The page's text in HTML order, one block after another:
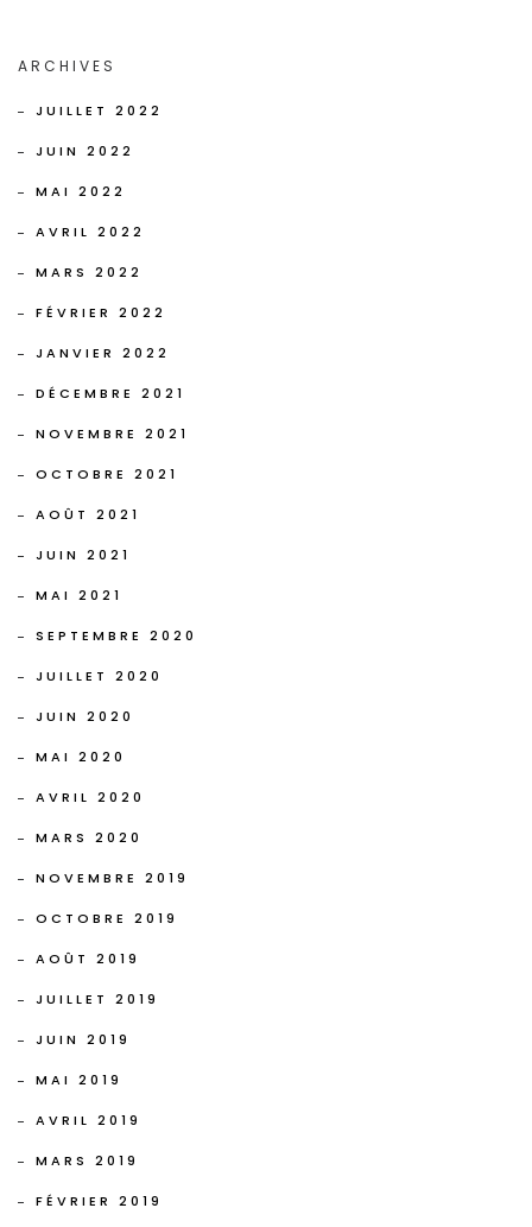
ARCHIVES
JUILLET 2022
JUIN 2022
MAI 2022
AVRIL 2022
MARS 2022
FÉVRIER 2022
JANVIER 2022
DÉCEMBRE 2021
NOVEMBRE 2021
OCTOBRE 2021
AOÛT 2021
JUIN 2021
MAI 2021
SEPTEMBRE 2020
JUILLET 2020
JUIN 2020
MAI 2020
AVRIL 2020
MARS 2020
NOVEMBRE 2019
OCTOBRE 2019
AOÛT 2019
JUILLET 2019
JUIN 2019
MAI 2019
AVRIL 2019
MARS 2019
FÉVRIER 2019